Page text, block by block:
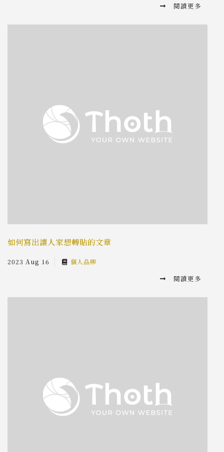
閱讀更多
如何寫出讓人家想轉貼的文章
2023 Aug 16 個人品牌
閱讀更多